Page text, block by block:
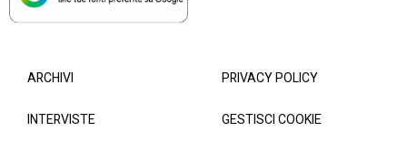
ARCHIVI
INTERVISTE
PRIVACY POLICY
GESTISCI COOKIE